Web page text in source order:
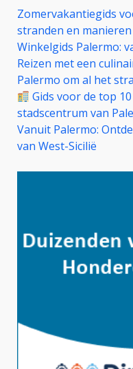
Zomervakantiegids
stranden en
Winkelgids Palermo:
Reizen met een
Palermo om al het
Gids voor de top
stadscentrum van
Vanuit Palermo:
van West-Sicilië